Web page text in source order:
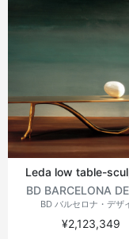
Leda low table-
BD BARCELONA
BD バルセロナ・デザ
¥2,123,349
ヴィンテージテーブル
ラウンドテーブル
アウトドアテーブル
アウトドアライト
ステーショナリー
ミラー
アート